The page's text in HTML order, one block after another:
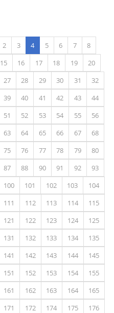
2 3 4(actual)
5 6 7
8
15 16 17 18 19
20
27 28 29 30 31
32
39 40 41 42 43
44
51 52 53 54 55
56
63 64 65 66 67
68
75 76 77 78 79
80
87 88 90 91 92
93
100 101 102 103
104
111 112 113 114
115
121 122 123 124
125
131 132 133 134
135
141 142 143 144
145
151 152 153 154
155
161 162 163 164
165
171 172 174 175
176